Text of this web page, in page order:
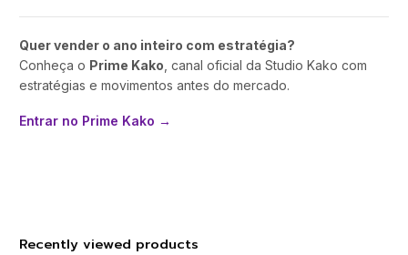
Quer vender o ano inteiro com estratégia?
Conheça o Prime Kako , canal oficial da Studio Kako com
estratégias e movimentos antes do mercado.
Entrar no Prime Kako →
Recently viewed products